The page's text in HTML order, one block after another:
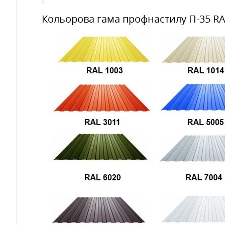
Кольорова гама профнастилу П-35